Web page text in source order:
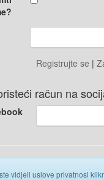
Registrujte se |
račun na
vidjeli uslove privatnosi